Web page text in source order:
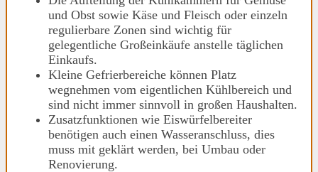
und Obst sowie Käse und Fleisch oder einzeln
regulierbare Zonen sind wichtig für
gelegentliche Großeinkäufe anstelle täglichen
Einkaufs.
Kleine Gefrierbereiche können Platz
wegnehmen vom eigentlichen Kühlbereich und
sind nicht immer sinnvoll in großen Haushalten.
Zusatzfunktionen wie Eiswürfelbereiter
benötigen auch einen Wasseranschluss, dies
muss mit geklärt werden, bei Umbau oder
Renovierung.